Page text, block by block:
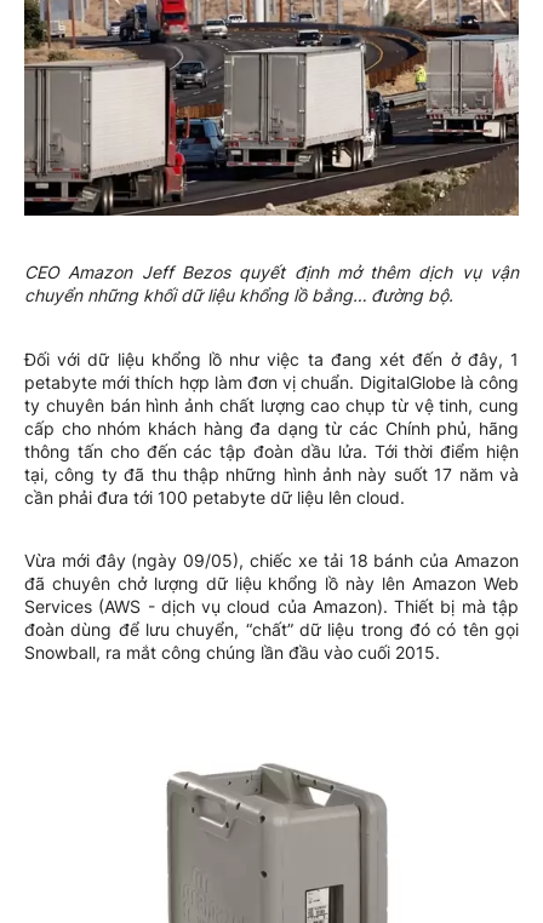
CEO Amazon Jeff Bezos quyết định mở thêm dịch vụ vận
chuyển những khối dữ liệu khổng lồ bằng… đường bộ.
Đối với dữ liệu khổng lồ như việc ta đang xét đến ở đây, 1
petabyte mới thích hợp làm đơn vị chuẩn. DigitalGlobe là công
ty chuyên bán hình ảnh chất lượng cao chụp từ vệ tinh, cung
cấp cho nhóm khách hàng đa dạng từ các Chính phủ, hãng
thông tấn cho đến các tập đoàn dầu lửa. Tới thời điểm hiện
tại, công ty đã thu thập những hình ảnh này suốt 17 năm và
cần phải đưa tới 100 petabyte dữ liệu lên cloud.
Vừa mới đây (ngày 09/05), chiếc xe tải 18 bánh của Amazon
đã chuyên chở lượng dữ liệu khổng lồ này lên Amazon Web
Services (AWS - dịch vụ cloud của Amazon). Thiết bị mà tập
đoàn dùng để lưu chuyển, “chất” dữ liệu trong đó có tên gọi
Snowball, ra mắt công chúng lần đầu vào cuối 2015.